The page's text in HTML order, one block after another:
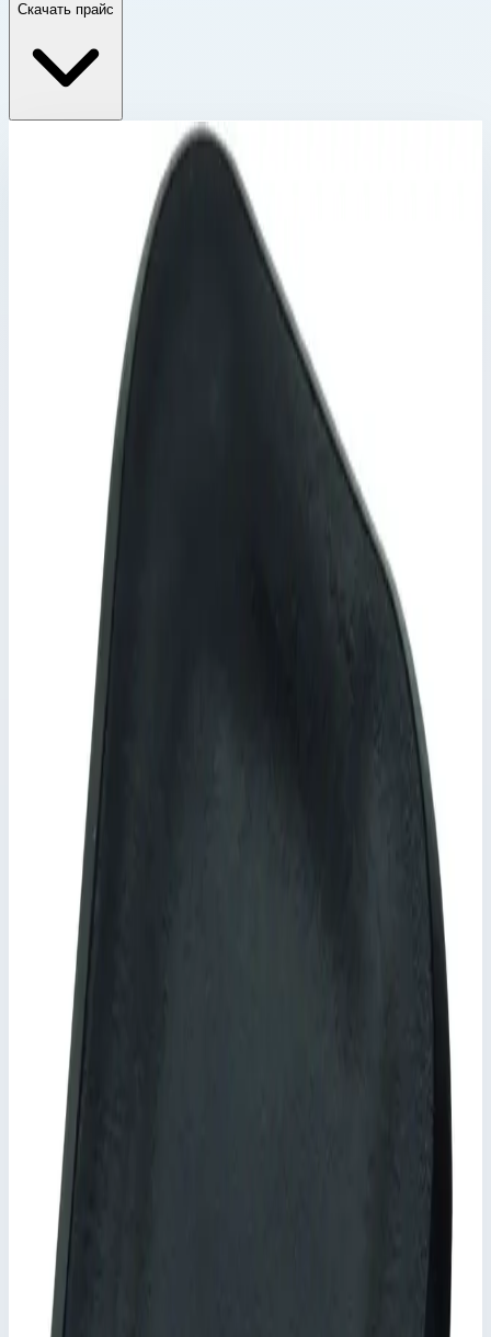
Скачать прайс
Комплектующие для диэлектрической лестницы и
Диэлектрические лестницы и стремянки из
стекловолокна
Комплектующие для диэлектрической лестницы и
стремянки ›
Шарнир Zarges 820418
Комплектующие для диэлектрической лестницы и
Артикул:
Шарнир Zarges 820418
Производитель: Zarges; Артикул: 820418
Комплектующие для диэлектрической лестницы и
Артикул:
Шарнир Zarges 820418
Комплектующие для диэлектрической лестницы и
Производитель: Zarges; Артикул: 820418
Основные параметры
Производитель
Zarges
820418
Материал
оцинкованная сталь
Транспортные размеры
0,16х0,03х0,04 м
Стоимость
с НДС 22%
Добавить в корзину
Шарнир Zarges 820418
₽
Добавить в корзину
Шарнир Zarges 820418
820418
₽